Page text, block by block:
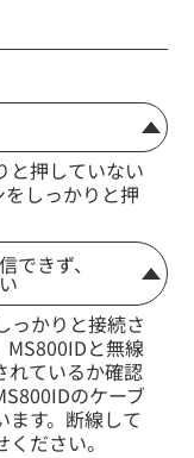
と押していない
しっかりと押
できず、
っかりと接続さ
MS800IDと無線
れているか確認
のケーブ
ます。断線して
ださい。